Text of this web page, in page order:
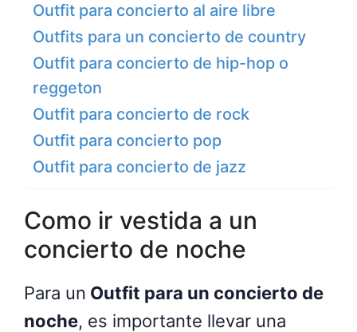
Outfit para concierto al aire libre
Outfits para un concierto de country
Outfit para concierto de hip-hop o
reggeton
Outfit para concierto de rock
Outfit para concierto pop
Outfit para concierto de jazz
Como ir vestida a un
concierto de noche
Para un Outfit para un concierto de
noche, es importante llevar una